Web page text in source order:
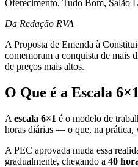
Oferecimento, Tudo Bom, Salão
Da Redação RVA
A Proposta de Emenda à
comemoram a conquista de mais
de preços mais altos.
O Que é a Escala
A escala 6×1 é o modelo de
horas diárias — o que, na prática,
A PEC aprovada muda essa
gradualmente, chegando a 40